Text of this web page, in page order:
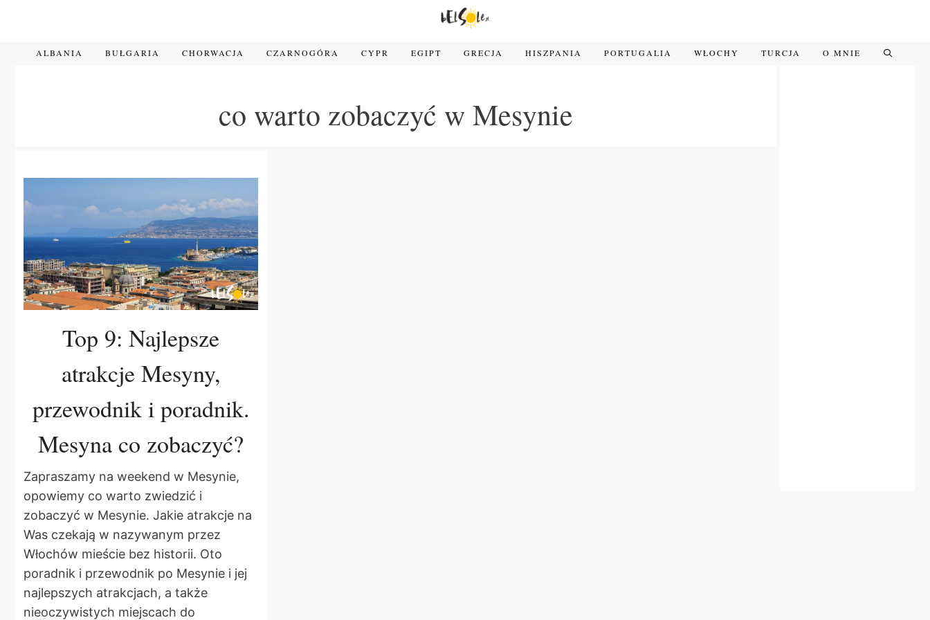
ALBANIA BUŁGARIA CHORWACJA CZARNOGÓRA CYPR EGIPT GRECJA HISZPANIA PORTUGALIA WŁOCHY TURCJA O MNIE
co warto zobaczyć w Mesynie
Top 9: Najlepsze
atrakcje Mesyny,
przewodnik i poradnik.
Mesyna co zobaczyć?
Zapraszamy na weekend w Mesynie,
opowiemy co warto zwiedzić i
zobaczyć w Mesynie. Jakie atrakcje na
Was czekają w nazywanym przez
Włochów mieście bez historii. Oto
poradnik i przewodnik po Mesynie i jej
najlepszych atrakcjach, a także
nieoczywistych miejscach do